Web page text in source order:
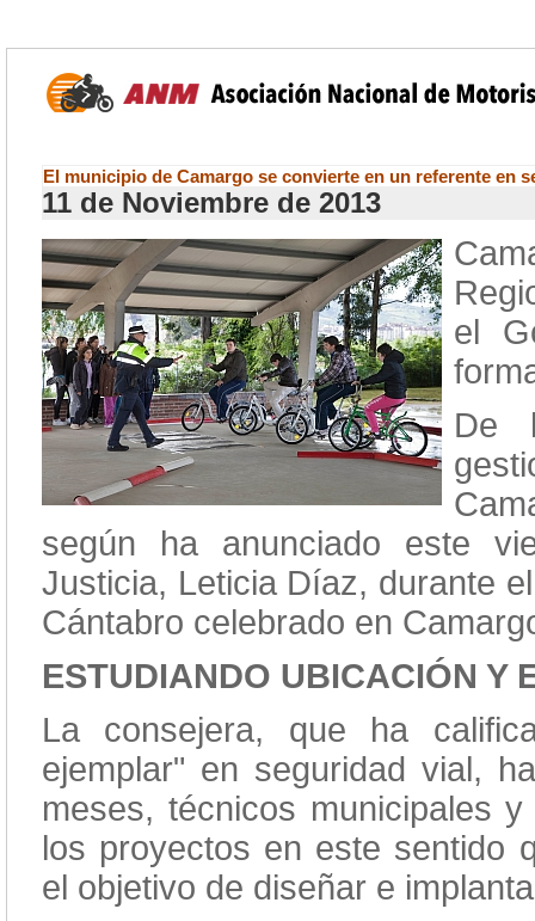
El municipio de Camargo se convierte en un referente en
11 de Noviembre de 2013
el
De
según ha anunciado este
Justicia, Leticia Díaz, durante
Cántabro celebrado en
ESTUDIANDO UBICACIÓN Y
La consejera, que ha
ejemplar" en seguridad vial,
meses, técnicos municipales
los proyectos en este sentido
el objetivo de diseñar e